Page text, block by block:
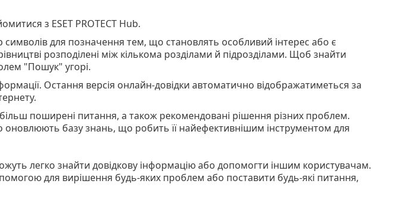
з ESET PROTECT Hub.
для позначення тем, що становлять особливий інтерес або є
розподілені між кількома розділами й підрозділами. Щоб знайти
"Пошук" угорі.
Остання версія онлайн-довідки автоматично відображатиметься за
поширені питання, а також рекомендовані рішення різних проблем.
оновлюють базу знань, що робить її найефективнішим інструментом для
легко знайти довідкову інформацію або допомогти іншим користувачам.
для вирішення будь-яких проблем або поставити будь-які питання,